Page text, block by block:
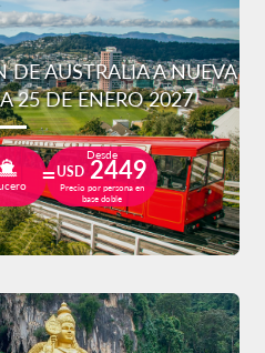
DE AUSTRALIA A NUEVA
25 DE ENERO 2027
Desde
USD2449
Precio por persona en
base doble